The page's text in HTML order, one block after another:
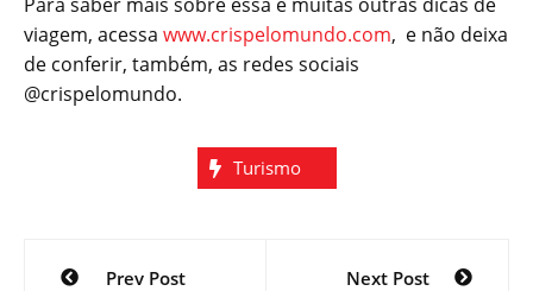
viagem, acessa www.crispelomundo.com, e não deixa
de conferir, também, as redes sociais
@crispelomundo.
Turismo
Navegação
Prev Post Next Post